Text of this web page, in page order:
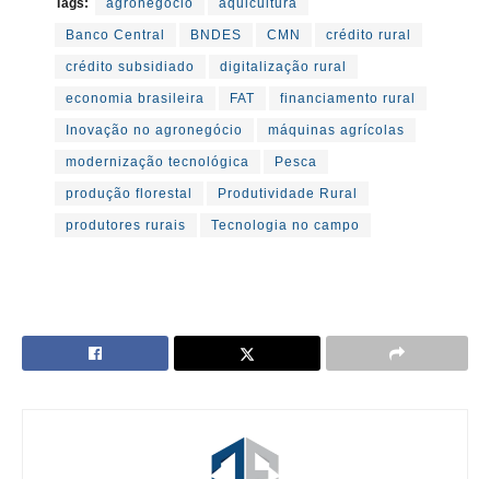
Tags: agronegócio aquicultura
Banco Central BNDES CMN crédito rural
crédito subsidiado digitalização rural
economia brasileira FAT financiamento rural
Inovação no agronegócio máquinas agrícolas
modernização tecnológica Pesca
produção florestal Produtividade Rural
produtores rurais Tecnologia no campo